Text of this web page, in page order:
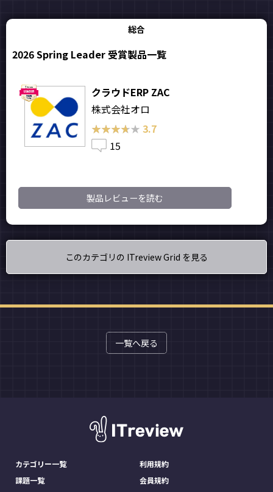
総合
2026 Spring Leader 受賞製品一覧
クラウドERP ZAC
株式会社オロ
★★★★★
★★★★★ 3.7
15
製品レビューを読む
このカテゴリの ITreview Grid を見る
一覧へ戻る
カテゴリー一覧
課題一覧
利用規約
会員規約